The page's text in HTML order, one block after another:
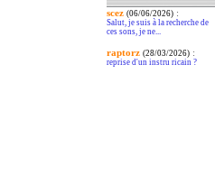
scez (06/06/2026):
Salut, je suis à la recherche de
ces sons, je ne...
raptorz (28/03/2026):
reprise d'un instru ricain ?